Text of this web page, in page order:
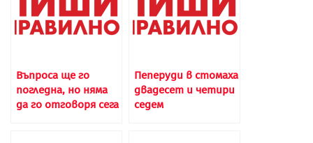
Въпроса ще го
погледна, но няма
да го отговоря сега
Пеперуди в стомаха
двадесет и четири
седем